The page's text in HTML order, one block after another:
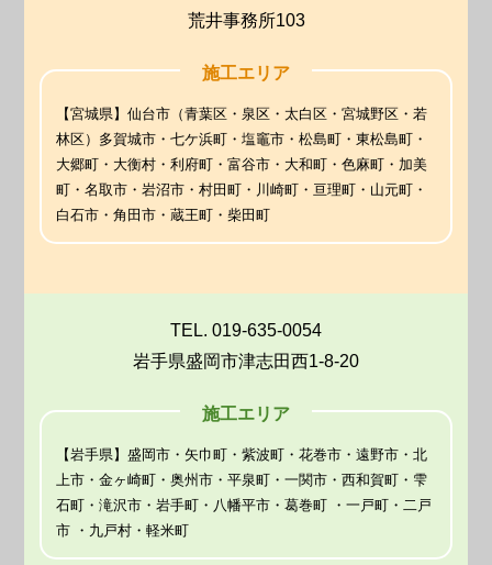
荒井事務所103
施工エリア
【宮城県】仙台市（青葉区・泉区・太白区・宮城野区・若
林区）多賀城市・七ケ浜町・塩竈市・松島町・東松島町・
大郷町・大衡村・利府町・富谷市・大和町・色麻町・加美
町・名取市・岩沼市・村田町・川崎町・亘理町・山元町・
白石市・角田市・蔵王町・柴田町
TEL. 019-635-0054
岩手県盛岡市津志田西1-8-20
施工エリア
【岩手県】盛岡市・矢巾町・紫波町・花巻市・遠野市・北
上市・金ヶ崎町・奥州市・平泉町・一関市・西和賀町・雫
石町・滝沢市・岩手町・八幡平市・葛巻町 ・一戸町・二戸
市 ・九戸村・軽米町